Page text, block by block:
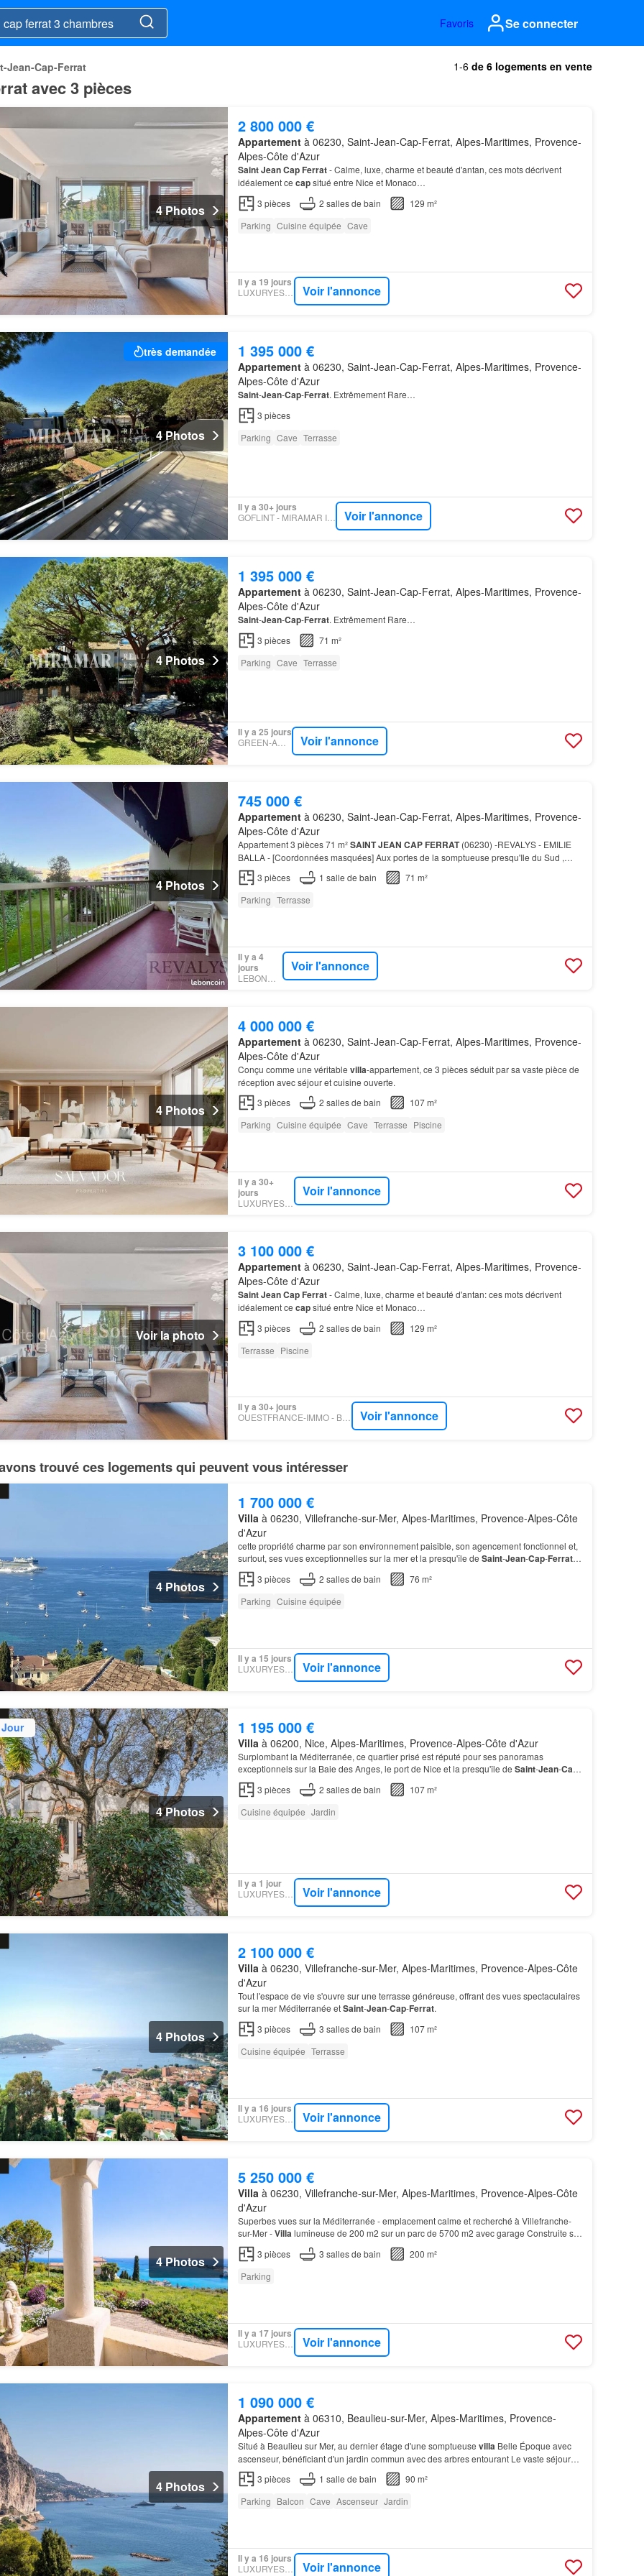
Favoris Se connecter
Jean-Cap-Ferrat 1-6 de 6 logements en vente
avec 3 pièces
4 Photos
2 800 000 €
Appartementà 06230, Saint-Jean-Cap-Ferrat, Alpes-Maritimes, Provence-
Alpes-Côte d'Azur
SaintJeanCap Ferrat- Calme, luxe, charme et beauté d'antan, ces mots décrivent
idéalement ce capsitué entre Nice et Monaco…
3 pièces 2 salles de bain
129 m²
Parking Cuisine équipée Cave
Il y a 19 jours
LUXURYESTATE Voir l'annonce
très demandée
4 Photos
1 395 000 €
Appartementà 06230, Saint-Jean-Cap-Ferrat, Alpes-Maritimes, Provence-
Alpes-Côte d'Azur
Saint-Jean-Cap-Ferrat. Extrêmement Rare…
3 pièces
Parking Cave Terrasse
Il y a 30+ jours
GOFLINT - MIRAMAR IMMOBILIER Voir l'annonce
4 Photos
1 395 000 €
Appartementà 06230, Saint-Jean-Cap-Ferrat, Alpes-Maritimes, Provence-
Alpes-Côte d'Azur
Saint-Jean-Cap-Ferrat. Extrêmement Rare…
3 pièces
71 m²
Parking Cave Terrasse
Il y a 25 jours
GREEN-ACRES Voir l'annonce
4 Photos
745 000 €
Appartementà 06230, Saint-Jean-Cap-Ferrat, Alpes-Maritimes, Provence-
Alpes-Côte d'Azur
Appartement 3 pièces 71 m²SAINTJEAN CAP FERRAT(06230) -REVALYS - EMILIE
BALLA - [Coordonnées masquées] Aux portes de la somptueuse presqu'Ile du Sud ,
renommée grâce à son cadre idyllique accumulant
3 pièces 1 salle de bain
71 m²
Parking Terrasse
Il y a 4
jours
LEBONCOIN
Voir l'annonce
4 Photos
4 000 000 €
Appartementà 06230, Saint-Jean-Cap-Ferrat, Alpes-Maritimes, Provence-
Alpes-Côte d'Azur
Conçu comme une véritable villa-appartement, ce 3 pièces séduit par sa vaste pièce de
réception avec séjour et cuisine ouverte.
3 pièces 2 salles de bain
107 m²
Parking Cuisine équipée Cave Terrasse Piscine
Il y a 30+
jours
LUXURYESTATE
Voir l'annonce
Voir la photo
3 100 000 €
Appartementà 06230, Saint-Jean-Cap-Ferrat, Alpes-Maritimes, Provence-
Alpes-Côte d'Azur
SaintJeanCap Ferrat- Calme, luxe, charme et beauté d'antan: ces mots décrivent
idéalement ce capsitué entre Nice et Monaco…
3 pièces 2 salles de bain
129 m²
Terrasse Piscine
Il y a 30+ jours
OUESTFRANCE-IMMO - BELLESPIERRES Voir l'annonce
trouvé ces logements qui peuvent vous intéresser
4 Photos
1 700 000 €
Villa à 06230, Villefranche-sur-Mer, Alpes-Maritimes, Provence-Alpes-Côte
d'Azur
cette propriété charme par son environnement paisible, son agencement fonctionnel et,
surtout, ses vues exceptionnelles sur la mer et la presqu'île de Saint-Jean-Cap-Ferrat…
3 pièces 2 salles de bain
76 m²
Parking Cuisine équipée
Il y a 15 jours
LUXURYESTATE Voir l'annonce
4 Photos
1 195 000 €
Villa à 06200, Nice, Alpes-Maritimes, Provence-Alpes-Côte d'Azur
Surplombant la Méditerranée, ce quartier prisé est réputé pour ses panoramas
exceptionnels sur la Baie des Anges, le port de Nice et la presqu'île de Saint-Jean-Cap-
Ferrat Il se caractérise par ses élégantesvillas
3 pièces 2 salles de bain
107 m²
Cuisine équipée Jardin
Il y a 1 jour
LUXURYESTATE Voir l'annonce
4 Photos
2 100 000 €
Villa à 06230, Villefranche-sur-Mer, Alpes-Maritimes, Provence-Alpes-Côte
d'Azur
Tout l'espace de vie s'ouvre sur une terrasse généreuse, offrant des vues spectaculaires
sur la mer Méditerranée etSaint-Jean-Cap-Ferrat.
3 pièces 3 salles de bain
107 m²
Cuisine équipée Terrasse
Il y a 16 jours
LUXURYESTATE Voir l'annonce
4 Photos
5 250 000 €
Villa à 06230, Villefranche-sur-Mer, Alpes-Maritimes, Provence-Alpes-Côte
d'Azur
Superbes vues sur la Méditerranée - emplacement calme et recherché à Villefranche-
sur-Mer -Villalumineuse de 200 m2 sur un parc de 5700 m2 avec garage Construite sur
un magnifique terrain paysager d'environ 5 700 m2, elle o…
3 pièces 3 salles de bain
200 m²
Parking
Il y a 17 jours
LUXURYESTATE Voir l'annonce
4 Photos
1 090 000 €
Appartementà 06310, Beaulieu-sur-Mer, Alpes-Maritimes, Provence-
Alpes-Côte d'Azur
Situé à Beaulieu sur Mer, au dernier étage d'une somptueuse villa Belle Époque avec
ascenseur, bénéficiant d'un jardin commun avec des arbres entourant Le vaste séjour
baigné de lumière s'ouvre sur un balcon surplombant la Mé…
3 pièces 1 salle de bain
90 m²
Parking Balcon Cave Ascenseur Jardin
Il y a 16 jours
LUXURYESTATE Voir l'annonce